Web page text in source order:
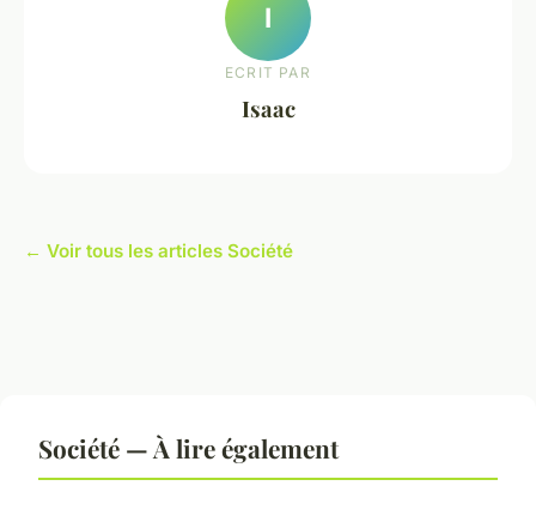
I
ECRIT PAR
Isaac
← Voir tous les articles Société
Société — À lire également